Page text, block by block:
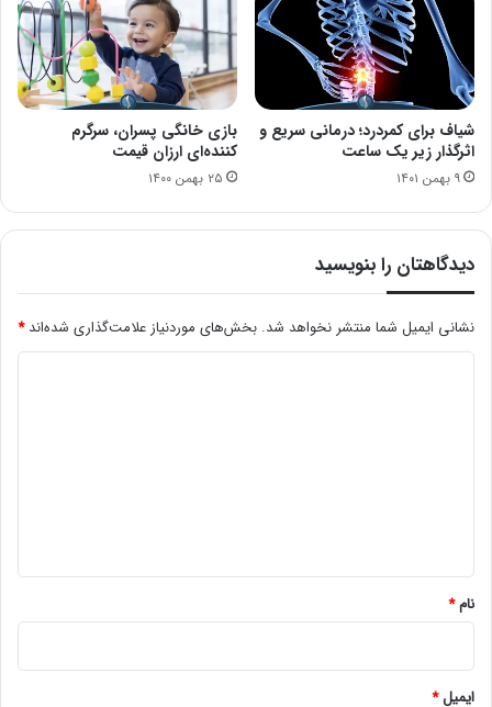
شیاف برای کمردرد؛ درمانی سریع و
اثرگذار زیر یک ساعت
۹ بهمن ۱۴۰۱
بازی خانگی پسران، سرگرم
کننده‌ای ارزان قیمت
۲۵ بهمن ۱۴۰۰
دیدگاهتان را بنویسید
نشانی ایمیل شما منتشر نخواهد شد. بخش‌های موردنیاز علامت‌گذاری شده‌اند*
نام*
ایمیل*